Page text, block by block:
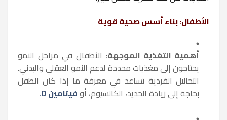
الأطفال: بناء أسس صحية قوية
أهمية التغذية الموجهة: الأطفال في مراحل النمو
يحتاجون إلى مغذيات محددة لدعم النمو العقلي والبدني.
التحاليل الفردية تساعد في معرفة ما إذا كان الطفل
بحاجة إلى زيادة الحديد، الكالسيوم، أوفيتامين D.